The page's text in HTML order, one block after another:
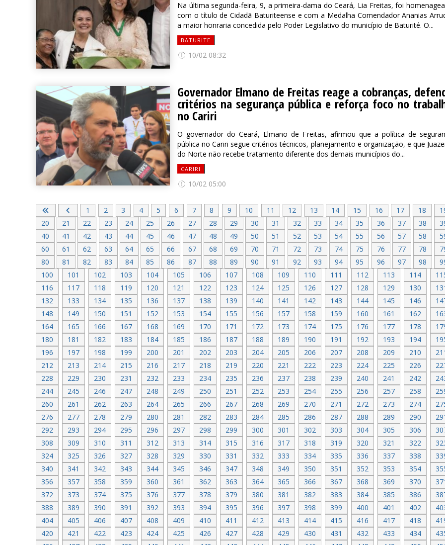
Na última segunda-feira, 9, a primeira-dama do Ceará, Lia Freitas, foi
com o título de Cidadã Baturiteense e com a Medalha Comendador Ananias
a maior honraria concedida pelo Poder Legislativo do município de Baturité. O...
BATURITE
10/02 08:32
Governador Elmano de Freitas reage a cobranças,
critérios na segurança pública e reforça foco no
no Cariri
O governador do Ceará, Elmano de Freitas, afirmou que a política de
pública no Cariri segue critérios técnicos, planejamento e organização, e que
do Norte não recebe tratamento diferente dos demais municípios do...
CARIRI
10/02 05:00
1 2 3 4 5 6 7 8 9 10 11 12 13 14 15 16 17 18
20
21 22 23 24 25 26 27 28 29 30 31 32 33 34 35 36 37 38
40
41 42 43 44 45 46 47 48 49 50 51 52 53 54 55 56 57 58
60
61 62 63 64 65 66 67 68 69 70 71 72 73 74 75 76 77 78
80
81 82 83 84 85 86 87 88 89 90 91 92 93 94 95 96 97 98
100
101 102 103 104 105 106 107 108 109 110 111 112 113 114
116
117 118 119 120 121 122 123 124 125 126 127 128 129 130
132
133 134 135 136 137 138 139 140 141 142 143 144 145 146
148
149 150 151 152 153 154 155 156 157 158 159 160 161 162
164
165 166 167 168 169 170 171 172 173 174 175 176 177 178
180
181 182 183 184 185 186 187 188 189 190 191 192 193 194
196
197 198 199 200 201 202 203 204 205 206 207 208 209 210
212
213 214 215 216 217 218 219 220 221 222 223 224 225 226
228
229 230 231 232 233 234 235 236 237 238 239 240 241 242
244
245 246 247 248 249 250 251 252 253 254 255 256 257 258
260
261 262 263 264 265 266 267 268 269 270 271 272 273 274
276
277 278 279 280 281 282 283 284 285 286 287 288 289 290
292
293 294 295 296 297 298 299 300 301 302 303 304 305 306
308
309 310 311 312 313 314 315 316 317 318 319 320 321 322
324
325 326 327 328 329 330 331 332 333 334 335 336 337 338
340
341 342 343 344 345 346 347 348 349 350 351 352 353 354
356
357 358 359 360 361 362 363 364 365 366 367 368 369 370
372
373 374 375 376 377 378 379 380 381 382 383 384 385 386
388
389 390 391 392 393 394 395 396 397 398 399 400 401 402
404
405 406 407 408 409 410 411 412 413 414 415 416 417 418
420
421 422 423 424 425 426 427 428 429 430 431 432 433 434